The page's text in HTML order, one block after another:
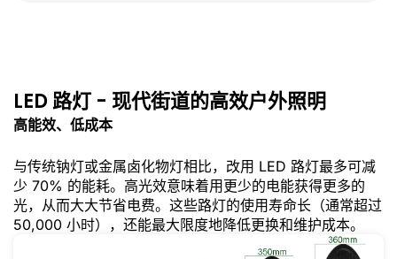
LED 路灯 - 现代街道的高效户外照明
高能效、低成本
与传统钠灯或金属卤化物灯相比，改用 LED 路灯最多可减
少 70% 的能耗。高光效意味着用更少的电能获得更多的
光，从而大大节省电费。这些路灯的使用寿命长（通常超过
50,000 小时），还能最大限度地降低更换和维护成本。